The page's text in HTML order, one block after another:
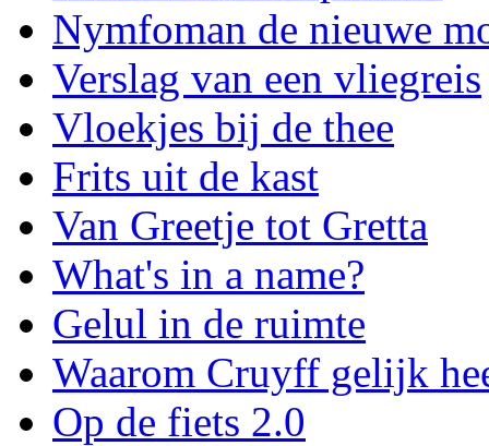
Nymfoman de nieuwe
Verslag van een vliegreis
Vloekjes bij de thee
Frits uit de kast
Van Greetje tot Gretta
What's in a name?
Gelul in de ruimte
Waarom Cruyff gelijk
Op de fiets 2.0